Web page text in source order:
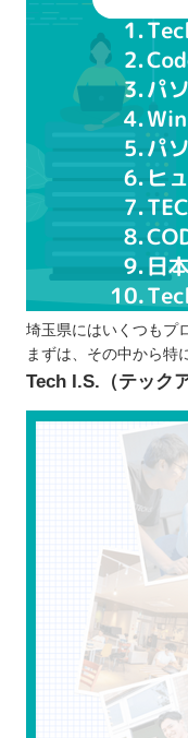
通学と
就職・
日程の
プログラムス
カリキ
講師に
現場に
学習の
プログラムス
勉強す
一定期
無料体
埼玉で自分に
埼玉県にはいくつもプ
まずは、その中から特
Tech I.S.（テック